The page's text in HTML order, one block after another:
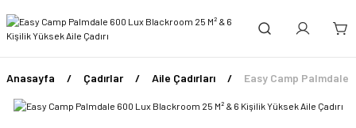
Anasayfa Çadırlar Aile Çadırları Easy Camp Palmdale